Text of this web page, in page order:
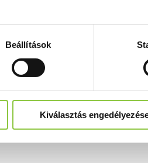
Beállítások
Kiválasztás